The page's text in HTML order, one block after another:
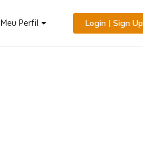
Meu Perfil Login | Sign Up